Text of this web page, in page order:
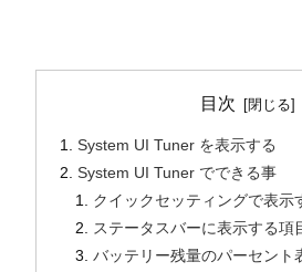
目次
System UI Tuner を表示する
System UI Tuner でできる事
クイックセッティングで表示
ステータスバーに表示する項
バッテリー残量のパーセント